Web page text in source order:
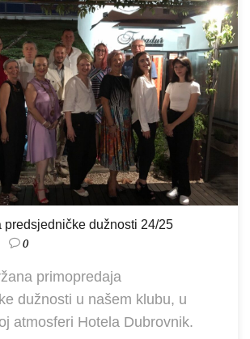
predsjedničke dužnosti 24/25
0
primopredaja
dužnosti u našem klubu, u
atmosferi Hotela Dubrovnik.